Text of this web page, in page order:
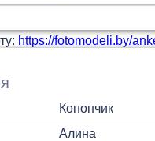
https://fotomodeli.by/
Конончик
Алина